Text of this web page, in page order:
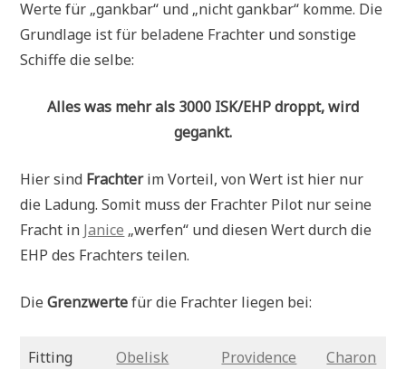
Werte für „gankbar“ und „nicht gankbar“ komme. Die
Grundlage ist für beladene Frachter und sonstige
Schiffe die selbe:
Alles was mehr als 3000 ISK/EHP droppt, wird
gegankt.
Hier sind Frachterim Vorteil, von Wert ist hier nur
die Ladung. Somit muss der Frachter Pilot nur seine
Fracht in Janice „werfen“ und diesen Wert durch die
EHP des Frachters teilen.
DieGrenzwertefür die Frachter liegen bei:
Fitting Obelisk Providence Charon